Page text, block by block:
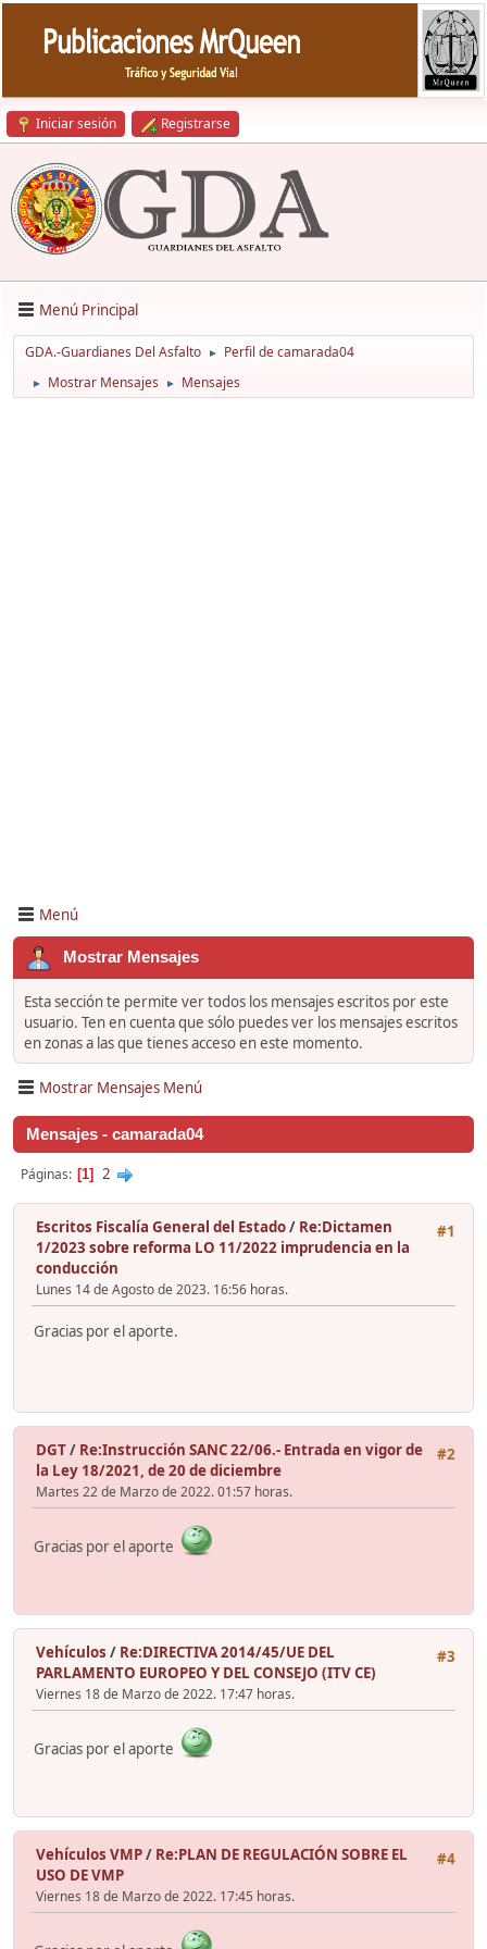
Iniciar sesión Registrarse
Menú Principal
GDA.-Guardianes Del Asfalto ► Perfil de camarada04
► Mostrar Mensajes ► Mensajes
Menú
Mostrar Mensajes
Esta sección te permite ver todos los mensajes escritos por este
usuario. Ten en cuenta que sólo puedes ver los mensajes escritos
en zonas a las que tienes acceso en este momento.
Mostrar Mensajes Menú
Mensajes - camarada04
Páginas 1 2
#1
Escritos Fiscalía General del Estado/ Re:Dictamen
1/2023 sobre reforma LO 11/2022 imprudencia en la
conducción
Lunes 14 de Agosto de 2023. 16:56 horas.
Gracias por el aporte.
#2
DGT/ Re:Instrucción SANC 22/06.- Entrada en vigor de
la Ley 18/2021, de 20 de diciembre
Martes 22 de Marzo de 2022. 01:57 horas.
Gracias por el aporte
#3
Vehículos / Re:DIRECTIVA 2014/45/UE DEL
PARLAMENTO EUROPEO Y DEL CONSEJO (ITV CE)
Viernes 18 de Marzo de 2022. 17:47 horas.
Gracias por el aporte
#4
Vehículos VMP/ Re:PLAN DE REGULACIÓN SOBRE EL
USO DE VMP
Viernes 18 de Marzo de 2022. 17:45 horas.